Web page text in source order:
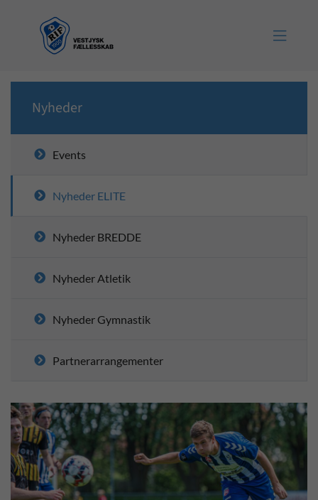

Nyheder
Events
Nyheder ELITE
Nyheder BREDDE
Nyheder Atletik
Nyheder Gymnastik
Partnerarrangementer